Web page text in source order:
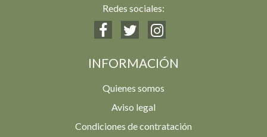
Redes sociales:
INFORMACIÓN
Quienes somos
Aviso legal
Condiciones de contratación